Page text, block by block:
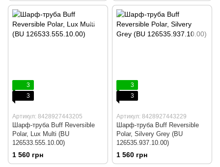
3
3
Артикул: 8428927443205
Шарф-труба Buff Reversible
Polar, Lux Multi (BU
126533.555.10.00)
1 560 грн
3
3
Артикул: 8428927443229
Шарф-труба Buff Reversible
Polar, Silvery Grey (BU
126535.937.10.00)
1 560 грн